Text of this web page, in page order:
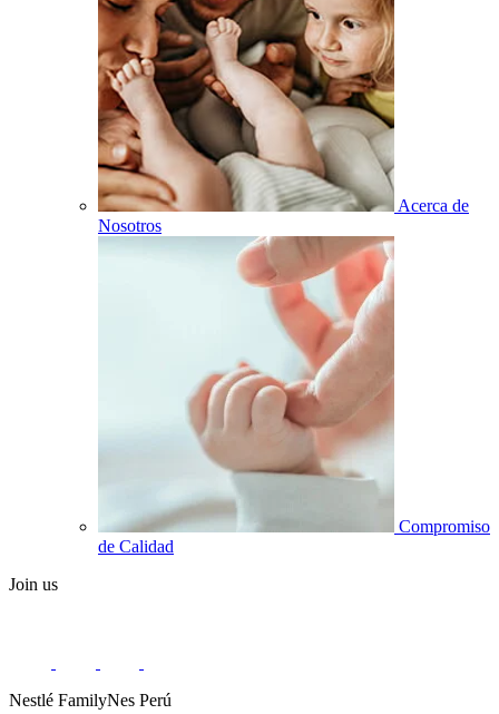
Acerca de
Nosotros
Compromiso
de Calidad
Join us
Nestlé FamilyNes Perú